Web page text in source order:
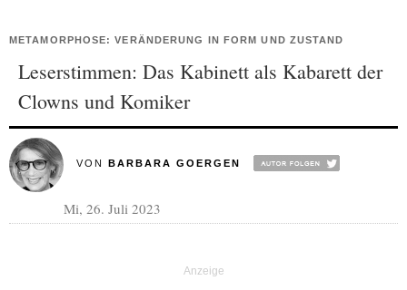
METAMORPHOSE: VERÄNDERUNG IN FORM UND ZUSTAND
Leserstimmen: Das Kabinett als Kabarett der
Clowns und Komiker
VON BARBARA GOERGEN
Mi, 26. Juli 2023